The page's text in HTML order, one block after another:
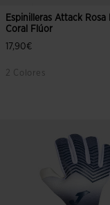
Espinilleras Attack Rosa
Coral Flúor
17,90€
2 Colores
5 sobre 5 de valoración